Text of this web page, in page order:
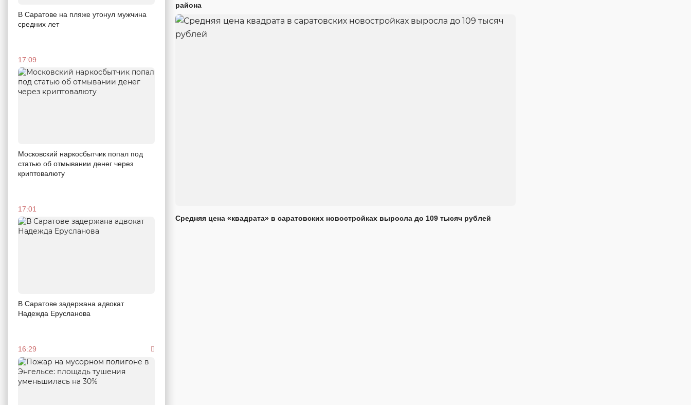
В Саратове на пляже утонул мужчина
средних лет
17:09
Московский наркосбытчик попал под
статью об отмывании денег через
криптовалюту
17:01
В Саратове задержана адвокат
Надежда Ерусланова
16:29
района
Средняя цена «квадрата» в саратовских новостройках выросла до 109 тысяч рублей